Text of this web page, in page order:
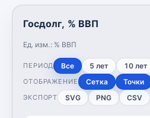
Госдолг, % ВВП
Ед. изм.: % ВВП
ПЕРИОД Все 5 лет 10 лет
ОТОБРАЖЕНИЕ Сетка Точки
ЭКСПОРТ SVG PNG CSV